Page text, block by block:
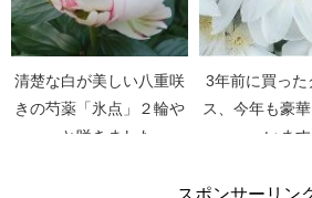
清楚な白が美しい八重咲
きの芍薬「氷点」２輪や
っと咲きました
3年前に買った
ス、今年も豪
います